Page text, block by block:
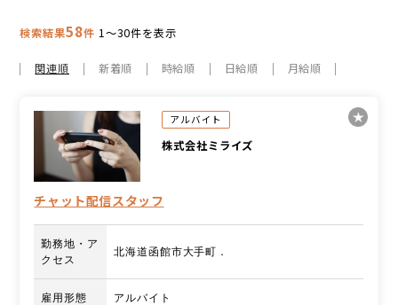
検索結果58件 1～30件を表示
関連順 新着順 時給順 日給順 月給順
アルバイト
株式会社ミライズ
チャット配信スタッフ
勤務地・ア
クセス
北海道函館市大手町．
雇用形態 アルバイト